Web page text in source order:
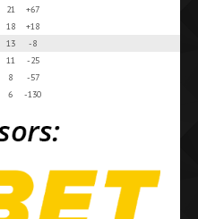
21
+67
18
+18
13
-8
11
-25
8
-57
6 -130